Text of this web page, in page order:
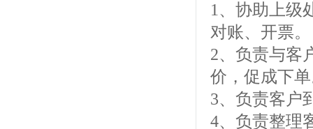
1、协助上级
对账、开票。
2、负责与客
价，促成下
3、负责客户
4、负责整理